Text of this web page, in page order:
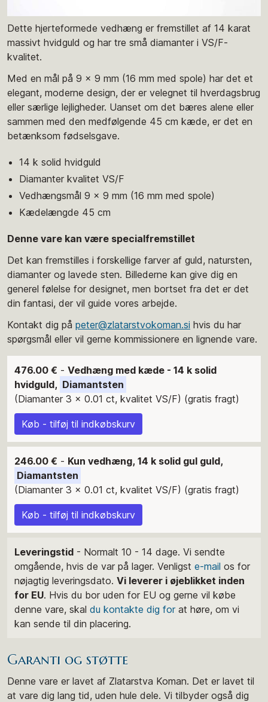
Dette hjerteformede vedhæng er fremstillet af 14 karat
massivt hvidguld og har tre små diamanter i VS/F-
kvalitet.
Med en mål på 9 x 9 mm (16 mm med spole) har det et
elegant, moderne design, der er velegnet til hverdagsbrug
eller særlige lejligheder. Uanset om det bæres alene eller
sammen med den medfølgende 45 cm kæde, er det en
betænksom fødselsgave.
14 k solid hvidguld
Diamanter kvalitet VS/F
Vedhængsmål 9 x 9 mm (16 mm med spole)
Kædelængde 45 cm
Denne vare kan være specialfremstillet
Det kan fremstilles i forskellige farver af guld, natursten,
diamanter og lavede sten. Billederne kan give dig en
generel følelse for designet, men bortset fra det er det
din fantasi, der vil guide vores arbejde.
Kontakt dig på peter@zlatarstvokoman.si hvis du har
spørgsmål eller vil gerne kommissionere en lignende vare.
476.00 € - Vedhæng med kæde - 14 k solid
hvidguld, Diamantsten
(Diamanter 3 x 0.01 ct, kvalitet VS/F) (gratis fragt)
Køb - tilføj til indkøbskurv
246.00 € - Kun vedhæng, 14 k solid gul guld,
Diamantsten
(Diamanter 3 x 0.01 ct, kvalitet VS/F) (gratis fragt)
Køb - tilføj til indkøbskurv
Leveringstid - Normalt 10 - 14 dage. Vi sendte
omgående, hvis de var på lager. Venligst e-mail os for
nøjagtig leveringsdato. Vi leverer i øjeblikket inden
for EU. Hvis du bor uden for EU og gerne vil købe
denne vare, skal du kontakte dig forat høre, om vi
kan sende til din placering.
Garanti og støtte
Denne vare er lavet af Zlatarstva Koman. Det er lavet til
at vare dig lang tid, uden hule dele. Vi tilbyder også dig